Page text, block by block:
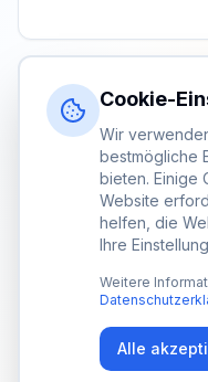
Cookie-
Wir
bestmögliche
bieten. Einige
Website
helfen, die
Ihre
Weitere
Alle